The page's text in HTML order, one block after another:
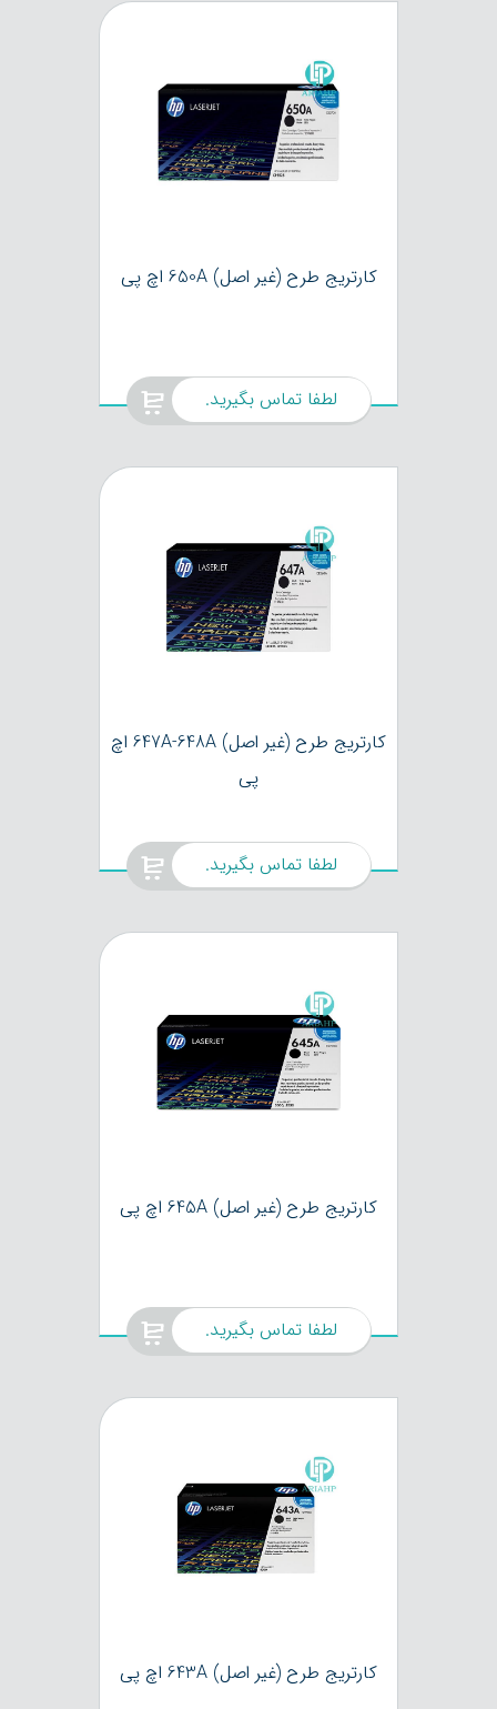
کارتریج طرح (غیر اصل) 650A اچ پی
لطفا تماس بگیرید.
کارتریج طرح (غیر اصل) 647A-648A اچ
پی
لطفا تماس بگیرید.
کارتریج طرح (غیر اصل) 645A اچ پی
لطفا تماس بگیرید.
کارتریج طرح (غیر اصل) 643A اچ پی